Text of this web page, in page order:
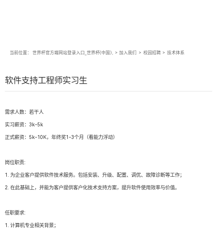
当前位置： 世界杯官方端网站登录入口_世界杯(中国), > 加入我们 > 校园招聘 > 技术体系
软件支持工程师实习生
需求人数：若干人
实习薪资：3k-5k
正式薪资：5k-10K，年终奖1-3个月（看能力浮动）
岗位职责:
1. 为企业客户提供软件技术服务。包括安装、升级、配置、调优、故障诊断等工作；
2. 在此基础上，并能为客户提供客户化技术支持方案，提升软件使用效率与价值。
任职要求:
1. 计算机专业相关背景；